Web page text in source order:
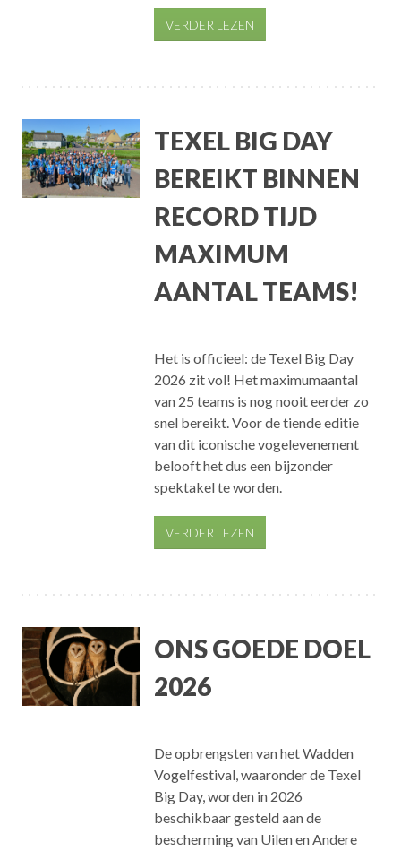
VERDER LEZEN
TEXEL BIG DAY
BEREIKT BINNEN
RECORD TIJD
MAXIMUM
AANTAL TEAMS!
Het is officieel: de Texel Big Day
2026 zit vol! Het maximumaantal
van 25 teams is nog nooit eerder zo
snel bereikt. Voor de tiende editie
van dit iconische vogelevenement
belooft het dus een bijzonder
spektakel te worden.
VERDER LEZEN
ONS GOEDE DOEL
2026
De opbrengsten van het Wadden
Vogelfestival, waaronder de Texel
Big Day, worden in 2026
beschikbaar gesteld aan de
bescherming van Uilen en Andere